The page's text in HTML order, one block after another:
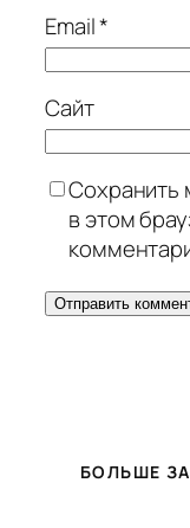
Email*
Сайт
Сохранить
в этом
БОЛЬШЕ